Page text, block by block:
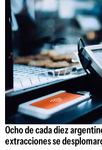
Ocho de cada diez
extracciones se